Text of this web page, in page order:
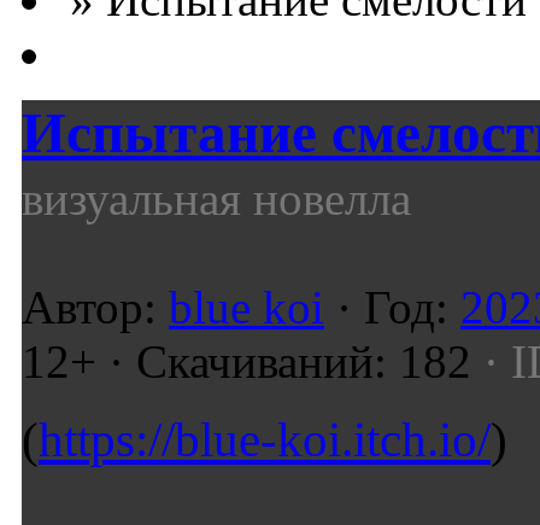
Испытание
визуальная новелла
Автор: blue koi · Год:
12+ · Скачиваний: 182 ·
(https://blue-koi.itch.io/)